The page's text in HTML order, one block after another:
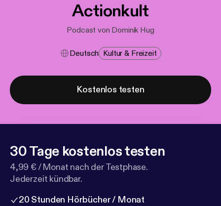
Actionkult
Podcast von Dominik Hug
Deutsch Kultur & Freizeit
Kostenlos testen
30 Tage kostenlos testen
4,99 € / Monat nach der Testphase.
Jederzeit kündbar.
20 Stunden Hörbücher / Monat